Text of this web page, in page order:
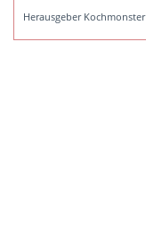
Herausgeber Kochmonster